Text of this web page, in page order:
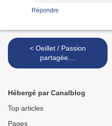
Répondre
< Oeillet / Passion
partagée....
Hébergé par Canalblog
Top articles
Pages